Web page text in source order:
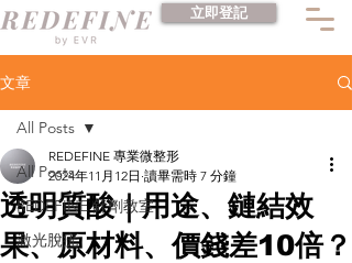
立即登記
文章
All Posts
REDEFINE 針劑教室
激光脫疣
All Posts
透明質酸｜用途、鏈結效
果、原材料、價錢差10倍？
REDEFINE 專業微整形
2024年11月12日 讀畢需時 7 分鐘